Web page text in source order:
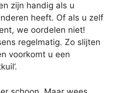
zijn handig als u
heeft. Of als u zelf
we oordelen niet!
regelmatig. Zo slijten
voorkomt u een